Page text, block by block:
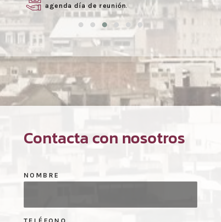
agenda día de reunión.
Contacta con nosotros
NOMBRE